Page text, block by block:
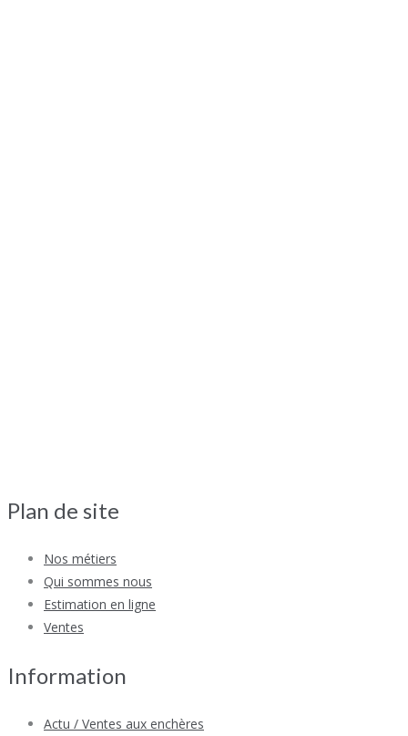
Plan de site
Nos métiers
Qui sommes nous
Estimation en ligne
Ventes
Information
Actu / Ventes aux enchères